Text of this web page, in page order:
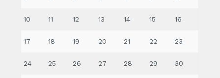
10 11 12 13 14 15 16
17 18 19 20 21 22 23
24 25 26 27 28 29 30